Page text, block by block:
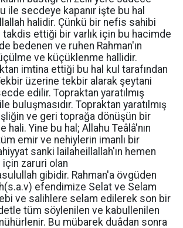
ile secdeye kapanır işte bu hal
halidir. Çünkü bir nefis sahibi
ettiği bir varlık için bu hacimde
bedenen ve ruhen Rahman'ın
ve küçüklenme hallidir.
imtina ettiği bu hal kul tarafından
üzerine tekbir alarak şeytani
edilir. Topraktan yaratılmış
buluşmasıdır. Topraktan yaratılmış
ve geri toprağa dönüşün bir
hali. Yine bu hal; Allahu Teâlâ'nın
emir ve nehiylerin imanlı bir
sanki lailaheillallah'ın hemen
zaruri olan
gibidir. Rahman'a övgüden
efendimize Selat ve Selam
ve salihlere selam edilerek son bir
tüm söylenilen ve kabullenilen
Bu mübarek duâdan sonra